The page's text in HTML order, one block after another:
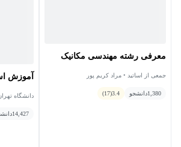
معرفی رشته مهندسی مکانیک
جمعی از اساتید • مراد کریم پور
1,380دانشجو 3.4
(17)
آموزش
دانشگاه
14,427